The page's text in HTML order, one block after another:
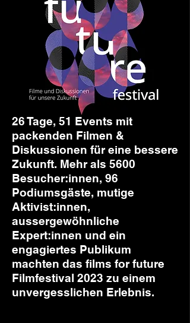
​26 Tage, 51 Events mit
packenden Filmen &
Diskussionen für eine bessere
Zukunft. Mehr als 5600
Besucher:innen, 96
Podiumsgäste, mutige
Aktivist:innen,
aussergewöhnliche
Expert:innen und ein
engagiertes Publikum
machten das films for future
Filmfestival 2023 zu einem
unvergesslichen Erlebnis.